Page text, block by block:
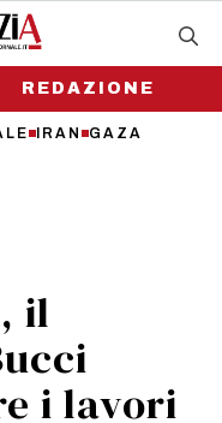
IRAN GAZA
REDAZIONE
il
i lavori